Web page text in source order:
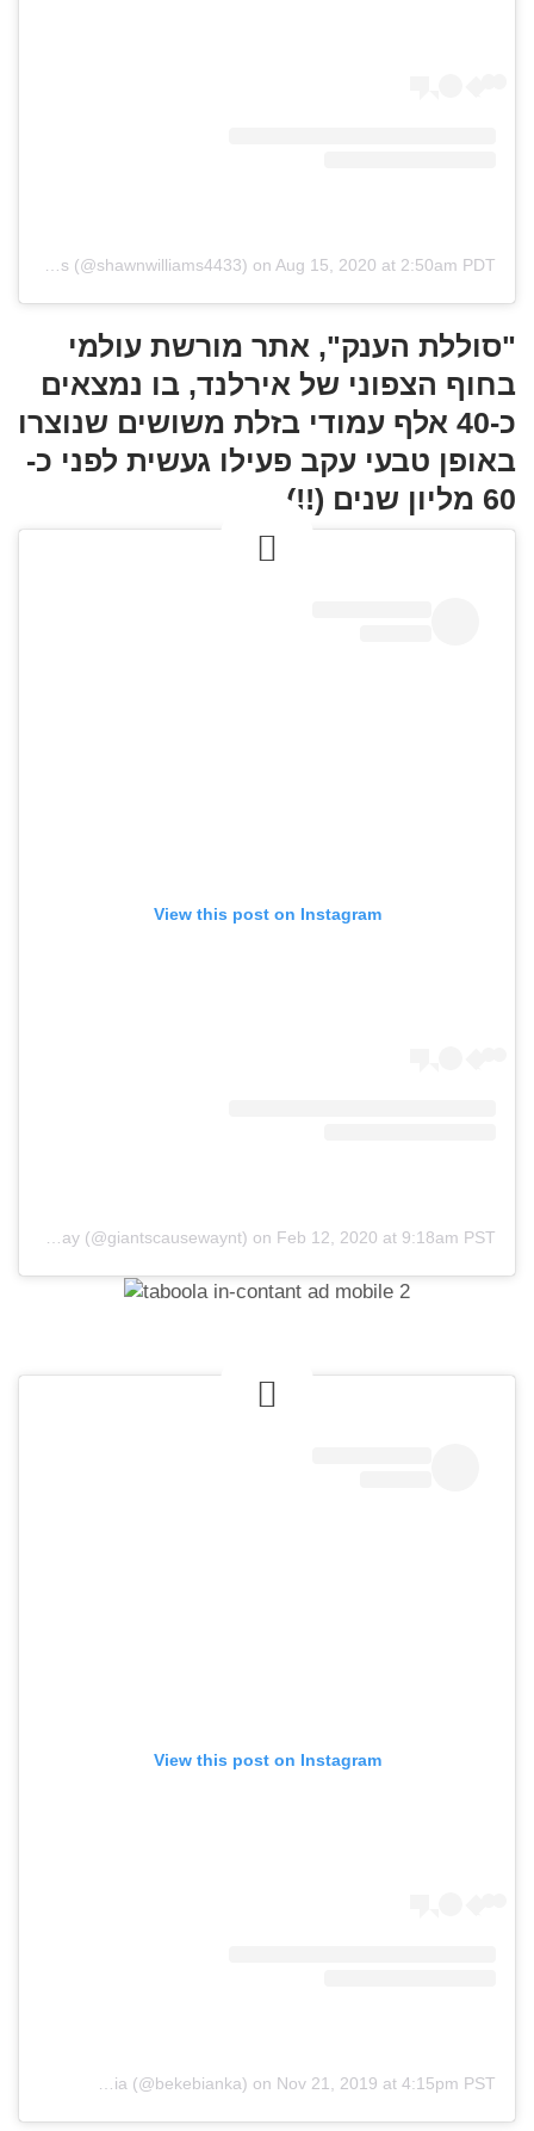
on Aug 15, 2020 at 2:50am PDT
"סוללת הענק", אתר מורשת עולמי
בחוף הצפוני של אירלנד, בו נמצאים
כ-40 אלף עמודי בזלת משושים שנוצרו
באופן טבעי עקב פעילו געשית לפני כ-
60 מליון שנים (!!).
View this post on Instagram
on Feb 12, 2020 at 9:18am PST
View this post on Instagram
ia (@bekebianka) on Nov 21, 2019 at 4:15pm PST